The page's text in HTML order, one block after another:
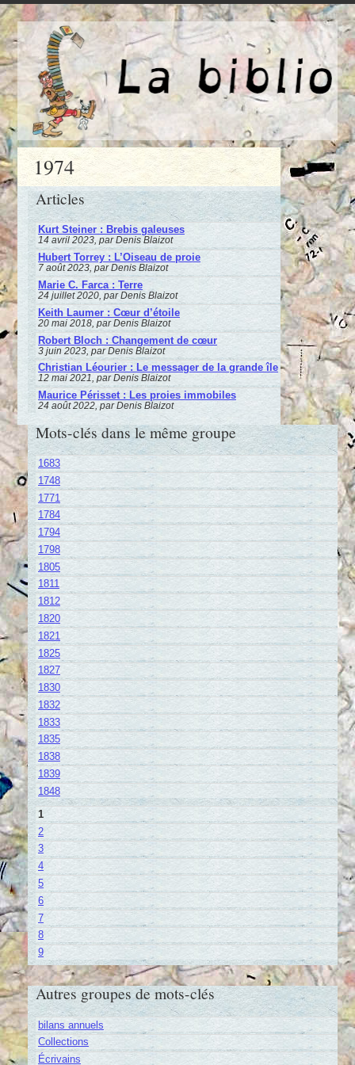
1974
Articles
Kurt Steiner : Brebis galeuses
14 avril 2023, par Denis Blaizot
Hubert Torrey : L’Oiseau de proie
7 août 2023, par Denis Blaizot
Marie C. Farca : Terre
24 juillet 2020, par Denis Blaizot
Keith Laumer : Cœur d’étoile
20 mai 2018, par Denis Blaizot
Robert Bloch : Changement de cœur
3 juin 2023, par Denis Blaizot
Christian Léourier : Le messager de la grande île
12 mai 2021, par Denis Blaizot
Maurice Périsset : Les proies immobiles
24 août 2022, par Denis Blaizot
Mots-clés dans le même groupe
1683
1748
1771
1784
1794
1798
1805
1811
1812
1820
1821
1825
1827
1830
1832
1833
1835
1838
1839
1848
1
2
3
4
5
6
7
8
9
Autres groupes de mots-clés
bilans annuels
Collections
Écrivains